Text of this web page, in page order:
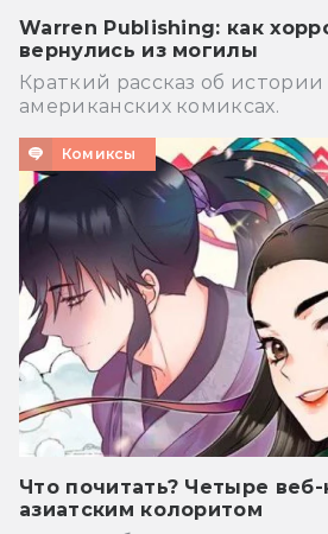
Warren Publishing: как
вернулись из могилы
Краткий рассказ об истории
американских комиксах.
Комиксы
Что почитать? Четыре
азиатским колоритом